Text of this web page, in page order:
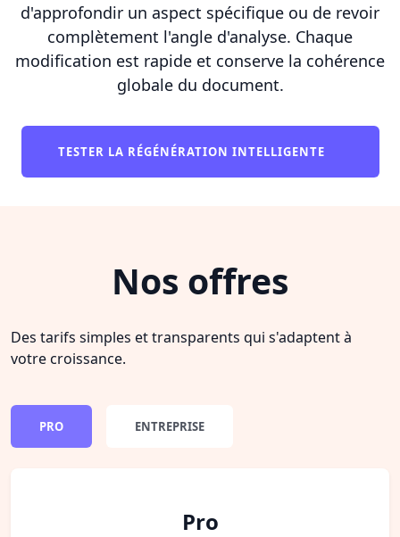
d'approfondir un aspect spécifique ou de revoir
complètement l'angle d'analyse. Chaque
modification est rapide et conserve la cohérence
globale du document.
TESTER LA RÉGÉNÉRATION INTELLIGENTE
Nos offres
Des tarifs simples et transparents qui s'adaptent à
votre croissance.
PRO ENTREPRISE
Pro